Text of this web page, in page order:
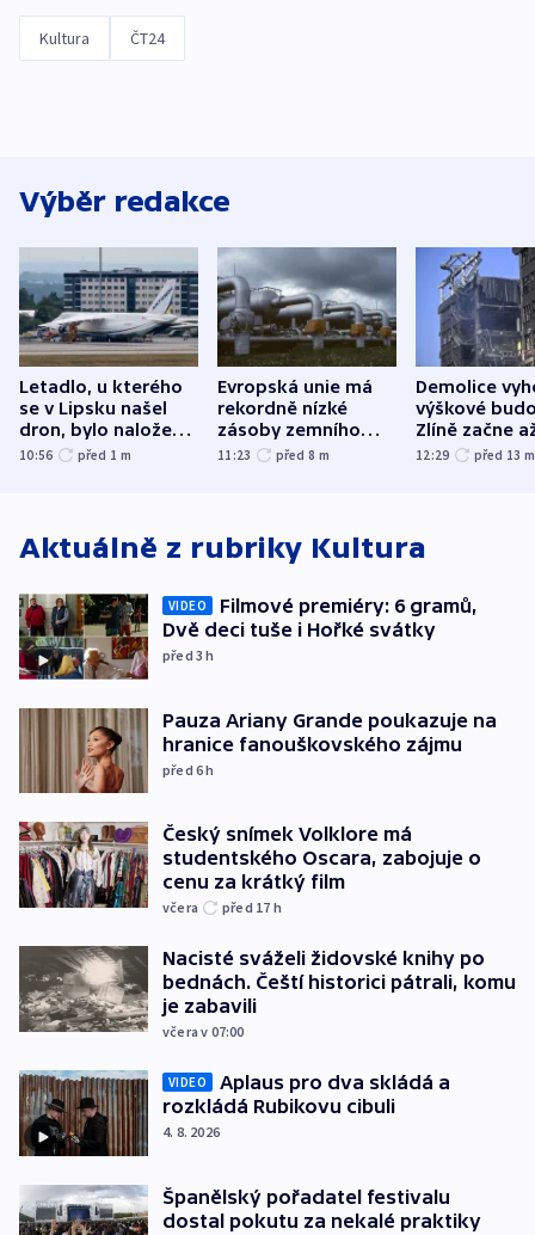
Kultura ČT24
Výběr redakce
Letadlo, u kterého
se v Lipsku našel
dron, bylo naložené
municí, píší média
10:56 před 1 m
Evropská unie má
rekordně nízké
zásoby zemního
plynu
11:23 před 8 m
Demolice
výškové
Zlíně začne
následujících
12:29 před 13 m
Aktuálně z rubriky Kultura
VIDEO
Filmové premiéry: 6 gramů,
Dvě deci tuše i Hořké svátky
před 3h
Pauza Ariany Grande poukazuje na
hranice fanouškovského zájmu
před 6h
Český snímek Volklore má
studentského Oscara, zabojuje o
cenu za krátký film
včera před 17 h
Nacisté sváželi židovské knihy po
bednách. Čeští historici pátrali, komu
je zabavili
včera v 07:00
VIDEO
Aplaus pro dva skládá a
rozkládá Rubikovu cibuli
4. 8. 2026
Španělský pořadatel festivalu
dostal pokutu za nekalé praktiky